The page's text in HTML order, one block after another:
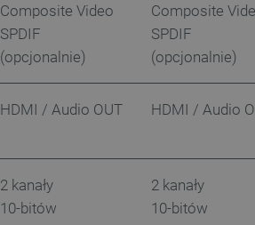
Composite Video
SPDIF
(opcjonalnie)
Composite
SPDIF
(opcjonalnie)
HDMI / Audio OUT HDMI / Audio
2 kanały
10-bitów
2 kanały
10-bitów